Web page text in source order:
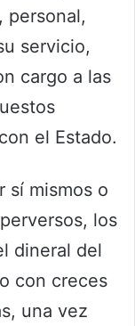
personal,
servicio,
cargo a las
el Estado.
sí mismos o
los
dineral del
con creces
una vez